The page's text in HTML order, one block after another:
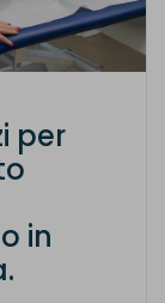
per
in